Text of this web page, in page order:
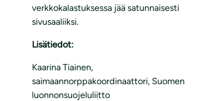
verkkokalastuksessa jää satunnaisesti
sivusaaliiksi.
Lisätiedot:
Kaarina Tiainen,
saimaannorppakoordinaattori, Suomen
luonnonsuojeluliitto